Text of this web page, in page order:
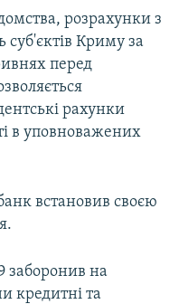
розрахунки з
Криму за
перед
рахунки
в уповноважених
встановив своєю
заборонив на
кредитні та